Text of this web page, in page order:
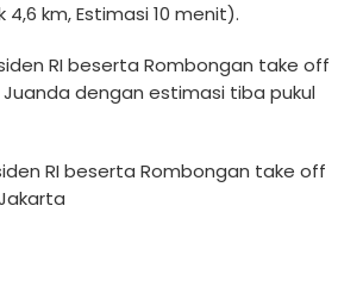
km, Estimasi 10 menit).
RI beserta Rombongan take off
dengan estimasi tiba pukul
RI beserta Rombongan take off